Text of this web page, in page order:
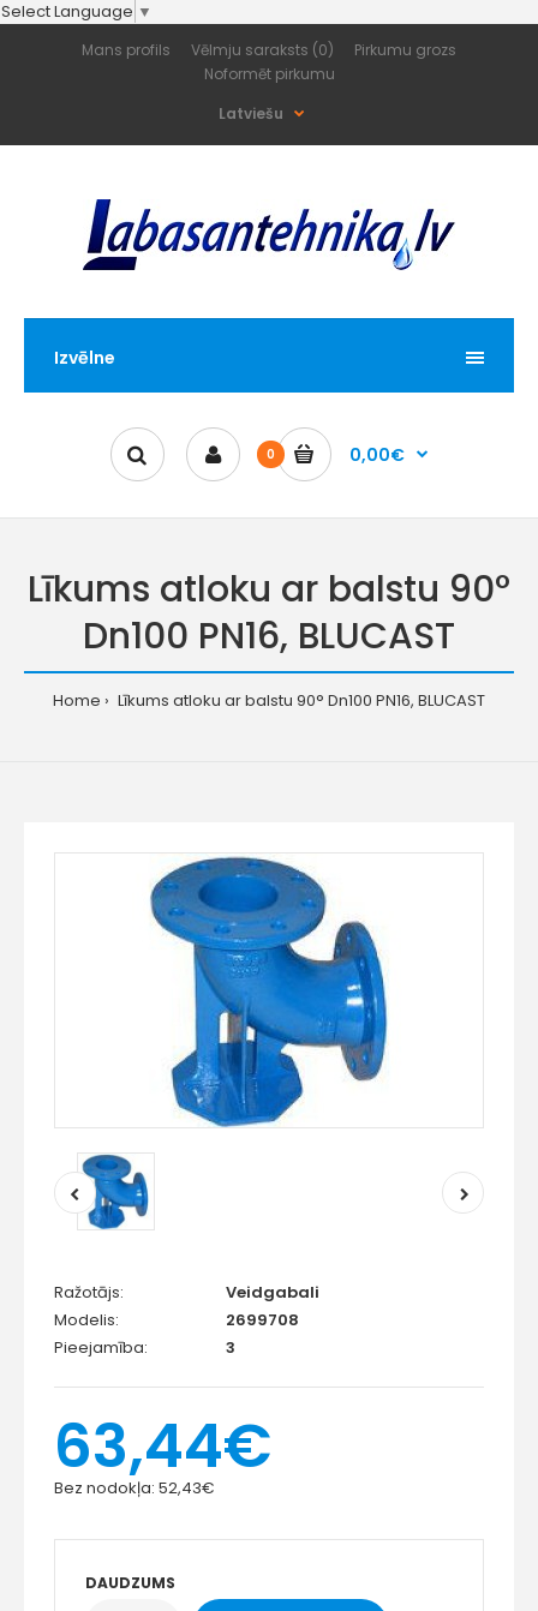
Select Language ▼
Mans profils Vēlmju saraksts (0)
Pirkumu grozs
Noformēt pirkumu
Latviešu
Izvēlne
0 0,00€
Līkums atloku ar balstu 90°
Dn100 PN16, BLUCAST
Home Līkums atloku ar balstu 90° Dn100 PN16, BLUCAST
Ražotājs:
Veidgabali
Modelis:
2699708
Pieejamība:
3
63,44€
Bez nodokļa: 52,43€
DAUDZUMS